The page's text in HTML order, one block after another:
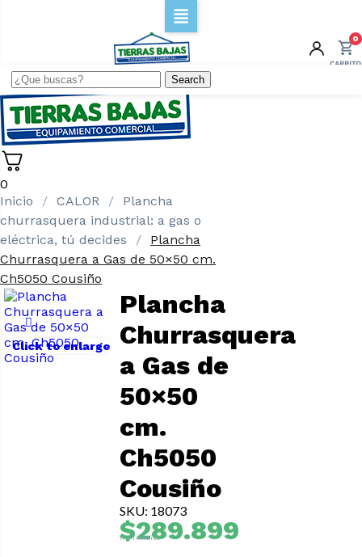
0
0
Search
Inicio CALOR
Plancha
churrasquera industrial: a gas o
eléctrica, tú decides
Plancha
Churrasquera a Gas de 50×50 cm.
Ch5050 Cousiño
Click to enlarge
Plancha
Churrasquera
a Gas de
50×50
cm.
Ch5050
Cousiño
SKU: 18073
$289.899
IVA Incluido